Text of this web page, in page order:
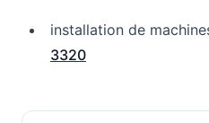
installation de
3320